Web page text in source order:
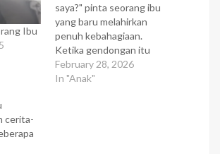
Ibu
saya?" pinta seorang ibu
yang baru melahirkan
penuh kebahagiaan.
Ketika gendongan itu
berpindah ke tangannya
dan ia membuka selimut
February 28, 2026
In "Anak"
cerita-